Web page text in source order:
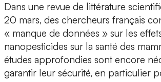
Dans une revue de littérature
20 mars, des chercheurs français
« manque de données » sur les
nanopesticides sur la santé des
études approfondies sont encore
garantir leur sécurité, en particulier